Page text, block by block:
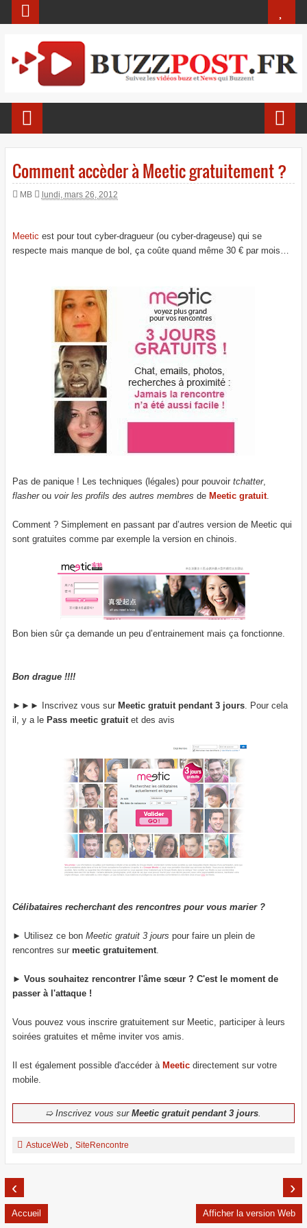
Comment accèder à Meetic gratuitement ?
MB lundi, mars 26, 2012
Meetic est pour tout cyber-dragueur (ou cyber-drageuse) qui se
respecte mais manque de bol, ça coûte quand même 30 € par mois…
Pas de panique ! Les techniques (légales) pour pouvoir tchatter,
flasherou voir les profils des autres membres de Meetic gratuit.
Comment ? Simplement en passant par d’autres version de Meetic qui
sont gratuites comme par exemple la version en chinois.
Bon bien sûr ça demande un peu d’entrainement mais ça fonctionne.
Bon drague !!!!
►►► Inscrivez vous sur Meetic gratuit pendant 3 jours. Pour cela
il, y a le Pass meetic gratuitet des avis
Célibataires recherchant des rencontres pour vous marier ?
► Utilisez ce bon Meetic gratuit 3 jours pour faire un plein de
rencontres sur meetic gratuitement.
► Vous souhaitez rencontrer l'âme sœur ? C'est le moment de
passer à l'attaque !
Vous pouvez vous inscrire gratuitement sur Meetic, participer à leurs
soirées gratuites et même inviter vos amis.
Il est également possible d'accéder à Meeticdirectement sur votre
mobile.
➯ Inscrivez vous surMeetic gratuit pendant 3 jours
AstuceWeb SiteRencontre
‹ ›
Accueil Afficher la version Web